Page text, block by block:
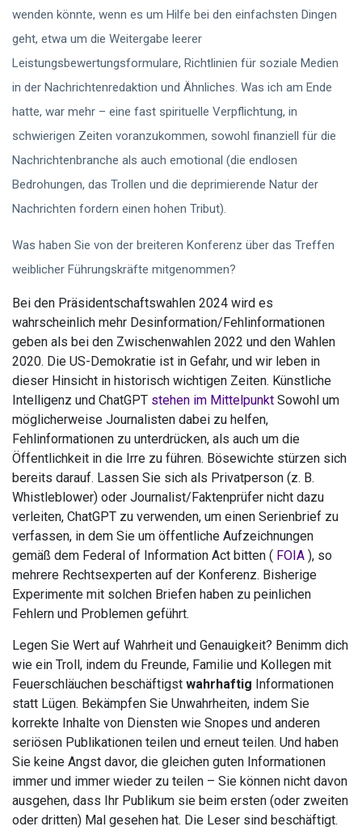
wenden könnte, wenn es um Hilfe bei den einfachsten Dingen
geht, etwa um die Weitergabe leerer
Leistungsbewertungsformulare, Richtlinien für soziale Medien
in der Nachrichtenredaktion und Ähnliches. Was ich am Ende
hatte, war mehr – eine fast spirituelle Verpflichtung, in
schwierigen Zeiten voranzukommen, sowohl finanziell für die
Nachrichtenbranche als auch emotional (die endlosen
Bedrohungen, das Trollen und die deprimierende Natur der
Nachrichten fordern einen hohen Tribut).
Was haben Sie von der breiteren Konferenz über das Treffen
weiblicher Führungskräfte mitgenommen?
Bei den Präsidentschaftswahlen 2024 wird es
wahrscheinlich mehr Desinformation/Fehlinformationen
geben als bei den Zwischenwahlen 2022 und den Wahlen
2020. Die US-Demokratie ist in Gefahr, und wir leben in
dieser Hinsicht in historisch wichtigen Zeiten. Künstliche
Intelligenz und ChatGPT stehen im Mittelpunkt Sowohl um
möglicherweise Journalisten dabei zu helfen,
Fehlinformationen zu unterdrücken, als auch um die
Öffentlichkeit in die Irre zu führen. Bösewichte stürzen sich
bereits darauf. Lassen Sie sich als Privatperson (z. B.
Whistleblower) oder Journalist/Faktenprüfer nicht dazu
verleiten, ChatGPT zu verwenden, um einen Serienbrief zu
verfassen, in dem Sie um öffentliche Aufzeichnungen
gemäß dem Federal of Information Act bitten ( FOIA ), so
mehrere Rechtsexperten auf der Konferenz. Bisherige
Experimente mit solchen Briefen haben zu peinlichen
Fehlern und Problemen geführt.
Legen Sie Wert auf Wahrheit und Genauigkeit? Benimm dich
wie ein Troll, indem du Freunde, Familie und Kollegen mit
Feuerschläuchen beschäftigst wahrhaftig Informationen
statt Lügen. Bekämpfen Sie Unwahrheiten, indem Sie
korrekte Inhalte von Diensten wie Snopes und anderen
seriösen Publikationen teilen und erneut teilen. Und haben
Sie keine Angst davor, die gleichen guten Informationen
immer und immer wieder zu teilen – Sie können nicht davon
ausgehen, dass Ihr Publikum sie beim ersten (oder zweiten
oder dritten) Mal gesehen hat. Die Leser sind beschäftigt.